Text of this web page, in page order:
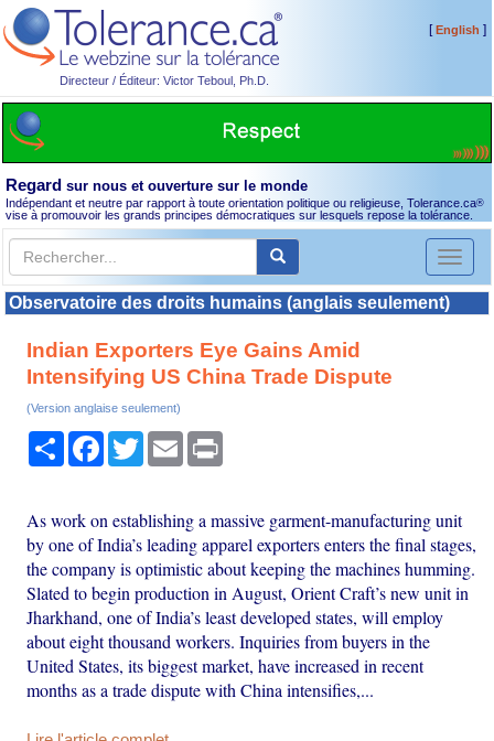
Directeur / Éditeur: Victor Teboul, Ph.D.
[English ]
Regard sur nous et ouverture sur le monde
Indépendant et neutre par rapport à toute orientation politique ou religieuse, Tolerance.ca®
vise à promouvoir les grands principes démocratiques sur lesquels repose la tolérance.
Toggle
Observatoire des droits humains (anglais seulement)
Indian Exporters Eye Gains Amid
Intensifying US China Trade Dispute
(Version anglaise seulement)
PartagerFacebook
TwitterEmail
As work on establishing a massive garment-manufacturing unit
by one of India’s leading apparel exporters enters the final stages,
the company is optimistic about keeping the machines humming.
Slated to begin production in August, Orient Craft’s new unit in
Jharkhand, one of India’s least developed states, will employ
about eight thousand workers. Inquiries from buyers in the
United States, its biggest market, have increased in recent
months as a trade dispute with China intensifies,...